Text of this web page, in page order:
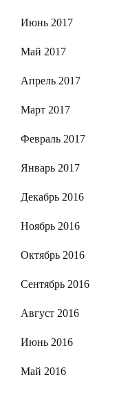
Июнь 2017
Май 2017
Апрель 2017
Март 2017
Февраль 2017
Январь 2017
Декабрь 2016
Ноябрь 2016
Октябрь 2016
Сентябрь 2016
Август 2016
Июнь 2016
Май 2016